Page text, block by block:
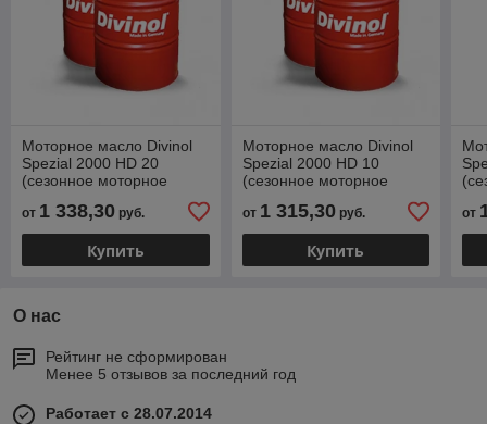
Моторное масло Divinol
Spezial 2000 HD 20
(сезонное моторное
от 1 338,30 руб.
Купить
Моторное масло Divinol
Spezial 2000 HD 10
(сезонное моторное
от 1 315,30руб.
Купить
от
О нас
Рейтинг не сформирован
Менее 5 отзывов за последний год
Работает с 28.07.2014